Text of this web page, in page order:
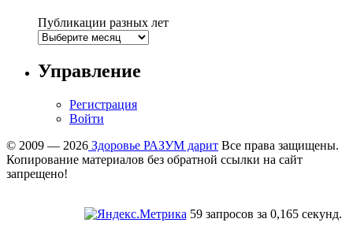
Публикации разных лет
Управление
Регистрация
Войти
© 2009 — 2026 Здоровье РАЗУМ дарит Все права защищены.
Копирование материалов без обратной ссылки на сайт
запрещено!
59 запросов за 0,165 секунд.